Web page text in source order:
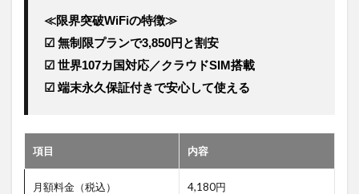
≪限界突破WiFiの特徴≫
☑ 無制限プランで3,850円と割安
☑ 世界107カ国対応／クラウドSIM搭載
☑ 端末永久保証付きで安心して使える
項目 内容
月額料金（税込） 4,180円